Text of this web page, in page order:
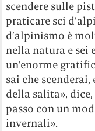
scendere sulle
praticare sci
d’alpinismo è
nella natura e sei
un’enorme
sai che
della salita», dice,
passo con un
invernali».